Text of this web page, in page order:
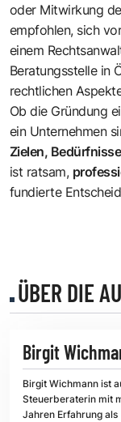
oder Mitwirkung
empfohlen, sich
einem
Beratungsstelle in
rechtlichen
Ob die Gründung
ein Unternehmen
Zielen,
ist ratsam,
fundierte
ÜBER DIE
Birgit
Birgit Wichmann ist
Steuerberaterin mit
Jahren Erfahrung als